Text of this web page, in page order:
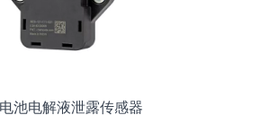
池电解液泄露传感器